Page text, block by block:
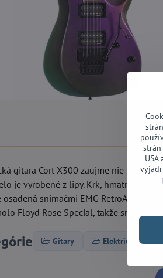
gitara Cort X300 zaujme nie len
je vyrobené z lipy. Krk, hmatník aj
osadená snímačmi EMG RetroActive
Floyd Rose Special, takže srandy si
Gitary Elektrické gitary
strán